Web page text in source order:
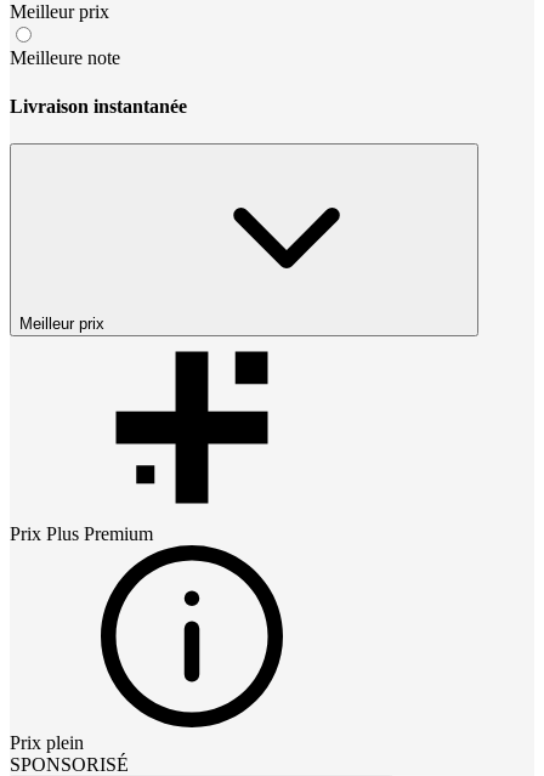
Meilleur prix
Meilleure note
Livraison instantanée
Meilleur prix
Prix Plus Premium
Prix plein
SPONSORISÉ